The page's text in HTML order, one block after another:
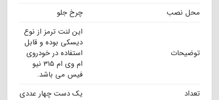
محل نصب
چرخ جلو
توضیحات
این لنت ترمز از نوع
دیسکی بوده و قابل
استفاده در خودروی
ام وی ام 315 نیو
فیس می باشد.
تعداد
یک دست چهار عددی